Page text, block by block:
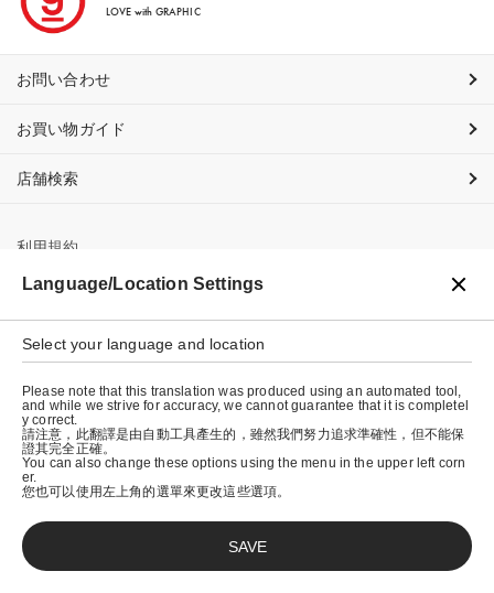
LOVE with GRAPHIC
お問い合わせ
お買い物ガイド
店舗検索
利用規約
プライバシーポリシー
特定商取引法に基づく表示
会社概要
© graniph inc.
Language/Location Settings
Select your language and location
Please note that this translation was produced using an automated tool,
and while we strive for accuracy, we cannot guarantee that it is completel
y correct.
請注意，此翻譯是由自動工具產生的，雖然我們努力追求準確性，但不能保
證其完全正確。
You can also change these options using the menu in the upper left corn
er.
您也可以使用左上角的選單來更改這些選項。
SAVE